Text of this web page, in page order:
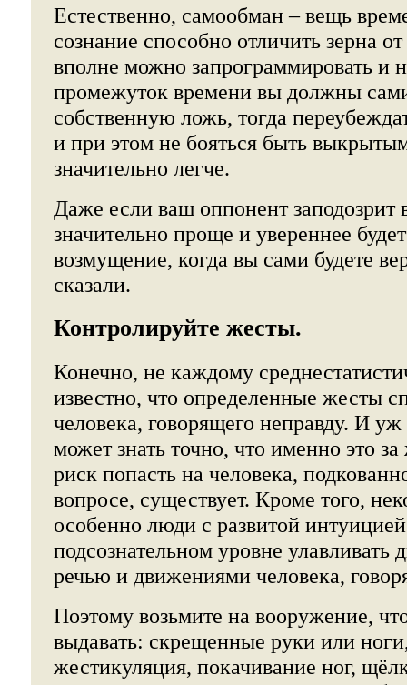
Естественно, самообман – вещь
сознание способно отличить зерна
вполне можно запрограммировать и
промежуток времени вы должны
собственную ложь, тогда
и при этом не бояться быть
значительно легче.
Даже если ваш оппонент заподозрит
значительно проще и увереннее
возмущение, когда вы сами будете
сказали.
Контролируйте жесты.
Конечно, не каждому
известно, что определенные жесты
человека, говорящего неправду. И
может знать точно, что именно это
риск попасть на человека,
вопросе, существует. Кроме того,
особенно люди с развитой
подсознательном уровне улавливать
речью и движениями человека,
Поэтому возьмите на вооружение,
выдавать: скрещенные руки или
жестикуляция, покачивание ног,